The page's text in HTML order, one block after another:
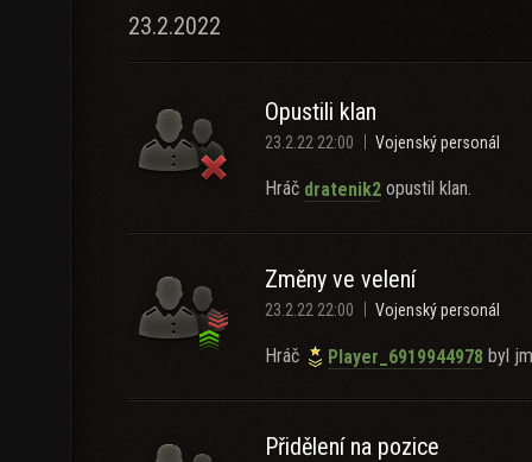
23.2.2022
Opustili klan
23.2.22 22:00 Vojenský personál
Hráč dratenik2 opustil klan.
Změny ve velení
23.2.22 22:00 Vojenský personál
Hráč Player_6919944978 byl
Přidělení na pozice